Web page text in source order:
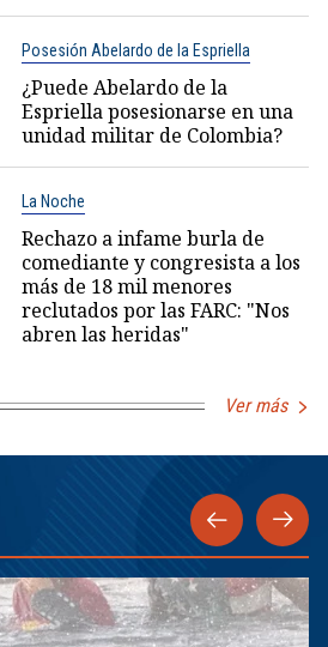
Posesión Abelardo de la Espriella
¿Puede Abelardo de la
Espriella posesionarse en una
unidad militar de Colombia?
La Noche
Rechazo a infame burla de
comediante y congresista a los
más de 18 mil menores
reclutados por las FARC: "Nos
abren las heridas"
Ver más